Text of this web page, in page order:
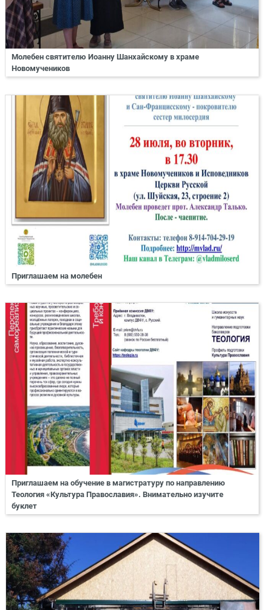
Молебен святителю Иоанну Шанхайскому в храме
Новомучеников
Приглашаем на молебен
Приглашаем на обучение в магистратуру по направлению
Теология «Культура Православия». Внимательно изучите
буклет